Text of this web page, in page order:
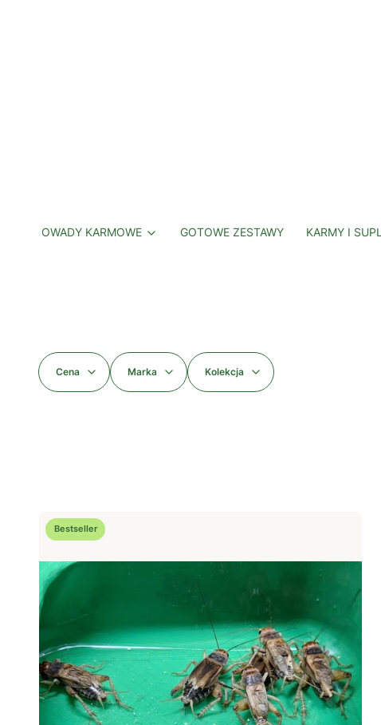
OWADY KARMOWE GOTOWE ZESTAWY KARMY I
Cena Marka Kolekcja
Bestseller